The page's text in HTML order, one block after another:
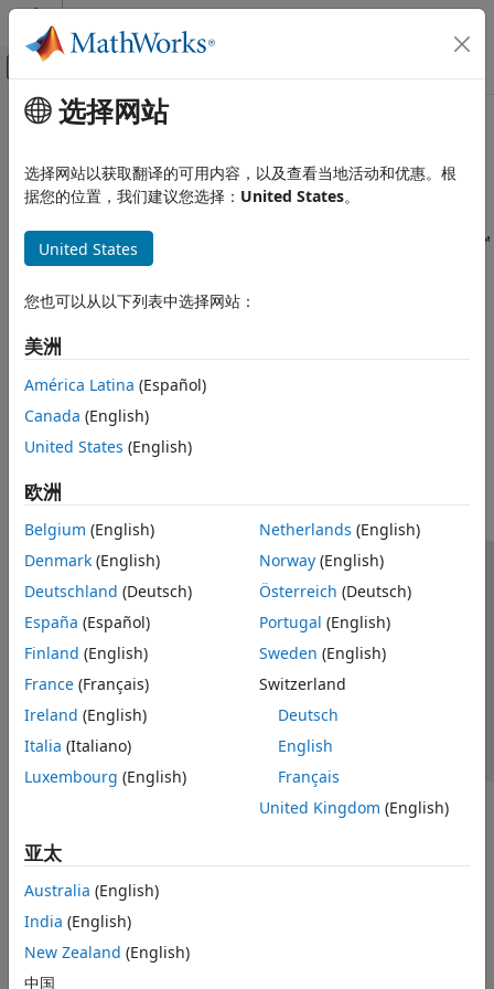
跳到内容
画布外导航菜单切换
文档主页
FPGA、ASIC 和 SoC 开发
嵌入式实现
MATLAB 中的定点代码生成
使用 MATLAB Coder 进行代码生成
主要内容
使用MATLAB
MATLAB® Coder™ codegen (MATLAB Coder)
MATLAB 代码保持逐位精确一致性。使用 Fixed-Point Designer™
和MATLAB Coder
选择网站
选择网站以获取翻译的可用内容，以及查看当地活动和优惠。根
据您的位置，我们建议您选择： United States。
United States
您也可以从以下列表中选择网站：
美洲
América Latina (Español)
Canada (English)
United States (English)
欧洲
Belgium (English)
Denmark (English)
Deutschland (Deutsch)
España (Español)
Finland (English)
France (Français)
Ireland (English)
Italia (Italiano)
Luxembourg (English)
Netherlands (English)
Norway(English)
Österreich (Deutsch)
Portugal (English)
Sweden (English)
Switzerland
Deutsch
English
Français
United Kingdom (English)
亚太
Australia (English)
India (English)
New Zealand (English)
中国
信任中心 商标 隐私政策 防盗版
应用程序状态
联系我们
© 1994-2026 The MathWorks, Inc.